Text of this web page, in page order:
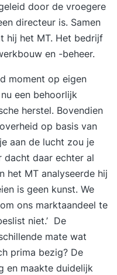
door de vroegere
directeur is. Samen
hij het MT. Het bedrijf
en -beheer.
moment op eigen
een behoorlijk
herstel. Bovendien
op basis van
aan de lucht zou je
dacht daar echter al
het MT analyseerde hij
is geen kunst. We
ons marktaandeel te
niet.’ De
mate wat
prima bezig? De
en maakte duidelijk